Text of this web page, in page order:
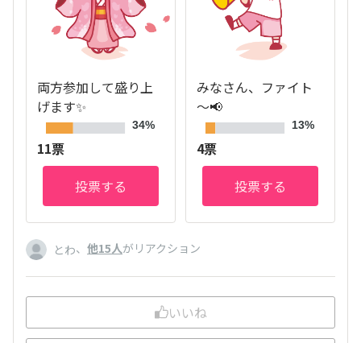
両方参加して盛り上
げます✨
34%
11票
投票する
みなさん、ファイト
～📢
13%
4票
投票する
とわ、 他15人がリアクション
いいね